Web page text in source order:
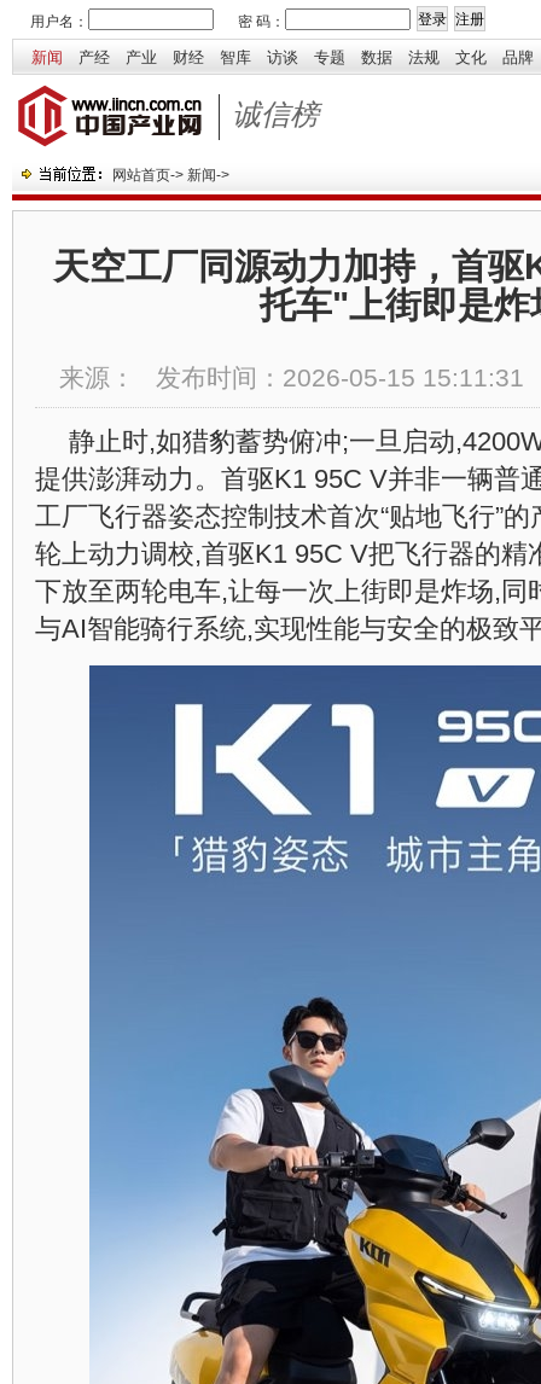
用户名： 密 码：
新闻 产经 产业 财经 智库 访谈 专题 数据 法规 文化 品牌
诚信榜
网站首页-> 新闻->
天空工厂同源动力加持，首驱
托车"上街即是炸
来源： 发布时间： 2026-05-15 15:11:31
静止时,如猎豹蓄势俯冲;一旦启动
提供澎湃动力。首驱K1 95C V并非一辆普
工厂飞行器姿态控制技术首次“贴地飞行”
轮上动力调校,首驱K1 95C V把飞行器的精
下放至两轮电车,让每一次上街即是炸场,同
与AI智能骑行系统,实现性能与安全的极致